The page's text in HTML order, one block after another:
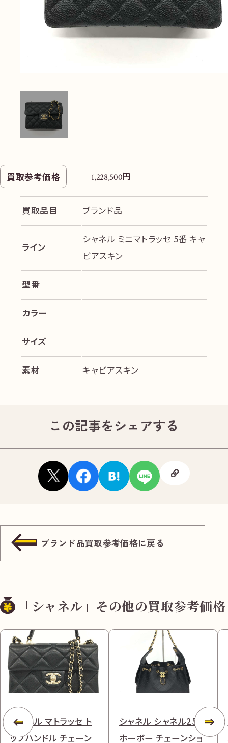
買取参考価格 1,228,500円
買取品目 ブランド品
ライン
シャネル ミニマトラッセ 5番 キャ
ビアスキン
型番
カラー
サイズ
素材 キャビアスキン
この記事をシェアする
ブランド品買取参考価格に戻る
「シャネル」その他の買取参考価格
シャネル マトラッセ ト
ップハンドル チェーン
シャネル シャネル25
ホーボー チェーンショ